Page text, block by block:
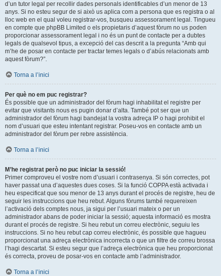
d’un tutor legal per recollir dades personals identificables d’un menor de 13
anys. Si no esteu segur de si això us aplica com a persona que es registra o al
lloc web en el qual voleu registrar-vos, busqueu assessorament legal. Tingueu
en compte que phpBB Limited o els propietaris d’aquest fòrum no us poden
proporcionar assessorament legal i no és un punt de contacte per a dubtes
legals de qualsevol tipus, a excepció del cas descrit a la pregunta “Amb qui
m’he de posar en contacte per tractar temes legals o d’abús relacionats amb
aquest fòrum?”.
Torna a l’inici
Per què no em puc registrar?
És possible que un administrador del fòrum hagi inhabilitat el registre per
evitar que visitants nous es pugin donar d’alta. També pot ser que un
administrador del fòrum hagi bandejat la vostra adreça IP o hagi prohibit el
nom d’usuari que esteu intentant registrar. Poseu-vos en contacte amb un
administrador del fòrum per rebre assistència.
Torna a l’inici
M’he registrat però no puc iniciar la sessió!
Primer comproveu el vostre nom d’usuari i contrasenya. Si són correctes, pot
haver passat una d’aquestes dues coses. Si la funció COPPA està activada i
heu especificat que sou menor de 13 anys durant el procés de registre, heu de
seguir les instruccions que heu rebut. Alguns fòrums també requereixen
l’activació dels comptes nous, ja sigui per l’usuari mateix o per un
administrador abans de poder iniciar la sessió; aquesta informació es mostra
durant el procés de registre. Si heu rebut un correu electrònic, seguiu les
instruccions. Si no heu rebut cap correu electrònic, és possible que hagueu
proporcionat una adreça electrònica incorrecta o que un filtre de correu brossa
l’hagi descartat. Si esteu segur que l’adreça electrònica que heu proporcionat
és correcta, proveu de posar-vos en contacte amb l’administrador.
Torna a l’inici